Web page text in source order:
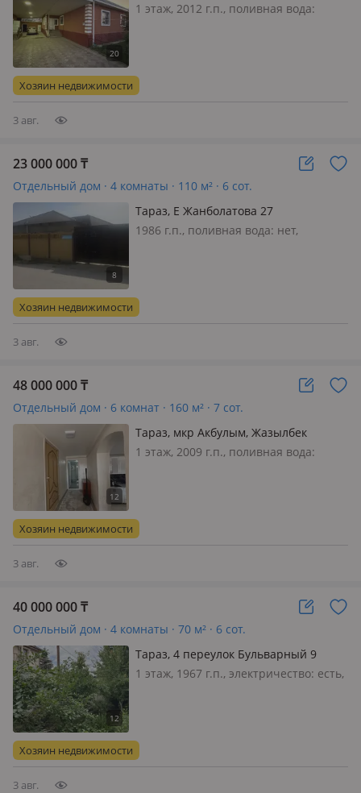
1 этаж, 2012 г.п., поливная вода:
продается новый большой дом со
всеми удобствами. Дом зимой
Хозяин недвижимости
3 авг.
23 000 000₸
Отдельный дом · 4 комнаты · 110 м² · 6 сот.
Тараз, Е Жанболатова 27
1986 г.п., поливная вода: нет,
орташа. Тыныш район
Хозяин недвижимости
3 авг.
48 000 000₸
Отдельный дом · 6 комнат · 160 м² · 7 сот.
Тараз, мкр Акбулым, Жазылбек
Куанышбаева 18 — Бауыржан
1 этаж, 2009 г.п., поливная вода:
продается дом связи с переездом.
Можно под ипотеку
Хозяин недвижимости
3 авг.
40 000 000₸
Отдельный дом · 4 комнаты · 70 м² · 6 сот.
Тараз, 4 переулок Бульварный 9
1 этаж, 1967 г.п., электричество: есть,
больницы, магазины, остановки. На
территории есть хоз. постройк…
Хозяин недвижимости
3 авг.